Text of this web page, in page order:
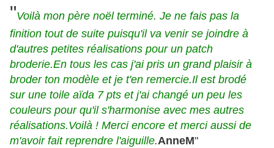
"Voilà mon père noël terminé. Je ne fais pas la
finition tout de suite puisqu'il va venir se joindre à
d'autres petites réalisations pour un patch
broderie.En tous les cas j'ai pris un grand plaisir à
broder ton modèle et je t'en remercie.Il est brodé
sur une toile aïda 7 pts et j'ai changé un peu les
couleurs pour qu'il s'harmonise avec mes autres
réalisations.Voilà ! Merci encore et merci aussi de
m'avoir fait reprendre l'aiguille.AnneM"